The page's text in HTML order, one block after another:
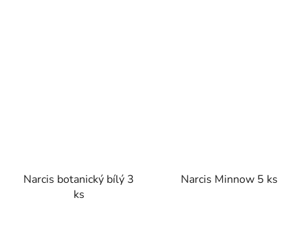
Narcis botanický bílý 3
ks
Narcis Minnow 5 ks